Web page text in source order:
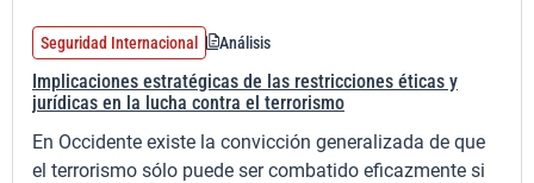
Seguridad Internacional Análisis
Implicaciones estratégicas de las restricciones éticas y
jurídicas en la lucha contra el terrorismo
En Occidente existe la convicción generalizada de que
el terrorismo sólo puede ser combatido eficazmente si